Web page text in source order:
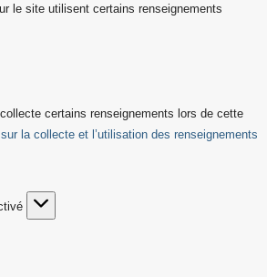
le site utilisent certains renseignements
certains renseignements lors de cette
la collecte et l’utilisation des renseignements